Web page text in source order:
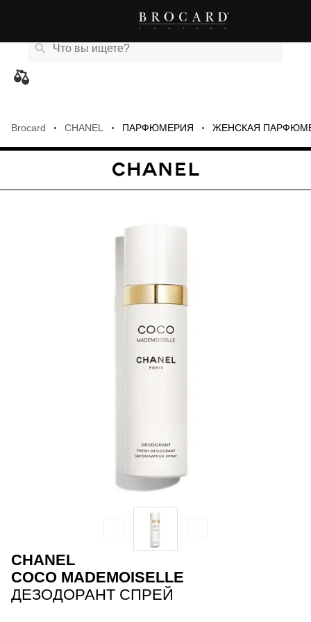
Brocard CHANEL ПАРФЮМЕРИЯ ЖЕНСКАЯ
CHANEL
COCO MADEMOISELLE
ДЕЗОДОРАНТ СПРЕЙ